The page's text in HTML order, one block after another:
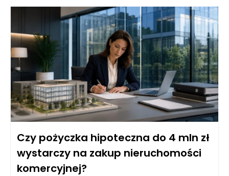
Czy pożyczka hipoteczna do 4 mln zł
wystarczy na zakup nieruchomości
komercyjnej?